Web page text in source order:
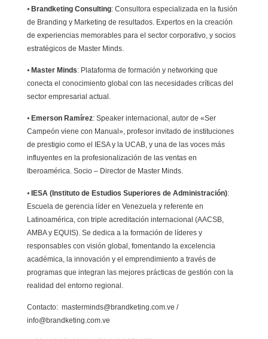
⦁ Brandketing Consulting: Consultora especializada en la fusión
de Branding y Marketing de resultados. Expertos en la creación
de experiencias memorables para el sector corporativo, y socios
estratégicos de Master Minds.
⦁ Master Minds: Plataforma de formación y networking que
conecta el conocimiento global con las necesidades críticas del
sector empresarial actual.
⦁ Emerson Ramírez: Speaker internacional, autor de «Ser
Campeón viene con Manual», profesor invitado de instituciones
de prestigio como el IESA y la UCAB, y una de las voces más
influyentes en la profesionalización de las ventas en
Iberoamérica. Socio – Director de Master Minds.
⦁ IESA (Instituto de Estudios Superiores de Administración):
Escuela de gerencia líder en Venezuela y referente en
Latinoamérica, con triple acreditación internacional (AACSB,
AMBA y EQUIS). Se dedica a la formación de líderes y
responsables con visión global, fomentando la excelencia
académica, la innovación y el emprendimiento a través de
programas que integran las mejores prácticas de gestión con la
realidad del entorno regional.
Contacto: masterminds@brandketing.com.ve /
info@brandketing.com.ve